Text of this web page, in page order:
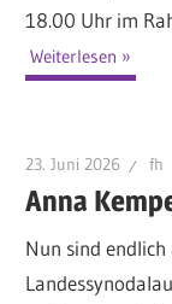
18.00 Uhr im
Weiterlesen
23. Juni 2026 fh
Anna
Nun sind